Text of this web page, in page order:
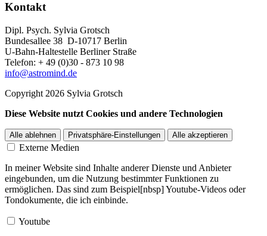
Kontakt
Dipl. Psych. Sylvia Grotsch
Bundesallee 38 D-10717 Berlin
U-Bahn-Haltestelle Berliner Straße
Telefon: + 49 (0)30 - 873 10 98
info@astromind.de
Copyright 2026 Sylvia Grotsch
Diese Website nutzt Cookies und andere Technologien
Alle ablehnen Privatsphäre-Einstellungen Alle akzeptieren
Externe Medien
In meiner Website sind Inhalte anderer Dienste und Anbieter
eingebunden, um die Nutzung bestimmter Funktionen zu
ermöglichen. Das sind zum Beispiel[nbsp] Youtube-Videos oder
Tondokumente, die ich einbinde.
Youtube